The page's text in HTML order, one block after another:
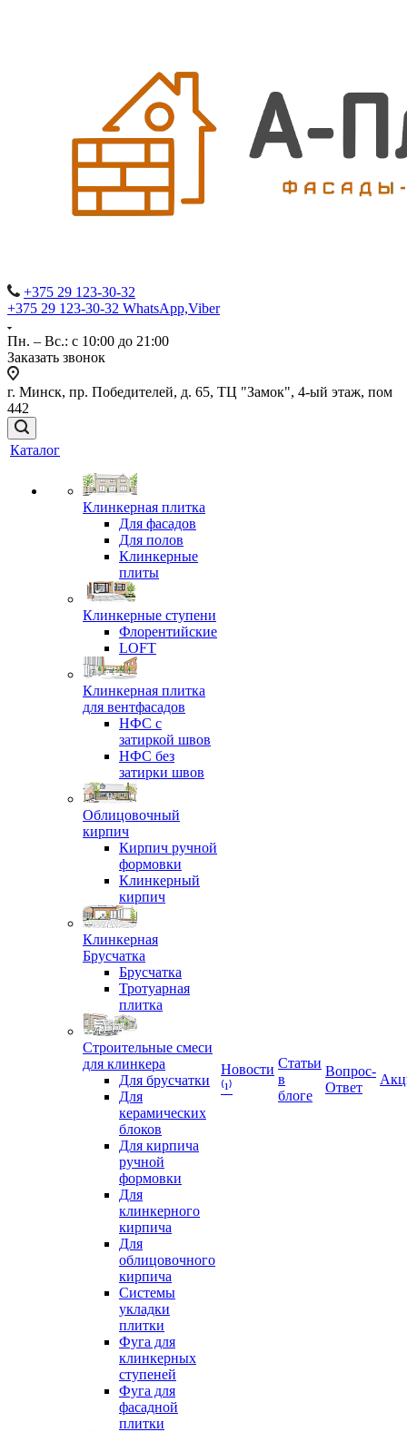
+375 29 123-30-32
+375 29 123-30-32 WhatsApp,Viber
Пн. – Вс.: с 10:00 до 21:00
Заказать звонок
г. Минск, пр. Победителей, д. 65, ТЦ "Замок", 4-ый этаж, пом
442
Каталог
Клинкерная плитка
Для фасадов
Для полов
Клинкерные
плиты
Клинкерные ступени
Флорентийские
LOFT
Клинкерная плитка
для вентфасадов
НФС с
затиркой швов
НФС без
затирки швов
Облицовочный
кирпич
Кирпич ручной
формовки
Клинкерный
кирпич
Клинкерная
Брусчатка
Брусчатка
Тротуарная
плитка
Строительные смеси
для клинкера
Для брусчатки
Для
керамических
блоков
Для кирпича
ручной
формовки
Для
клинкерного
кирпича
Для
облицовочного
кирпича
Системы
укладки
плитки
Фуга для
клинкерных
ступеней
Фуга для
фасадной
плитки
Новости
⁽¹⁾
Статьи
в
блоге
Вопрос-
Ответ